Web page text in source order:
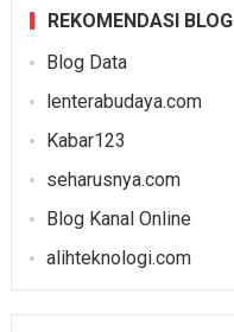
REKOMENDASI BLOG
Blog Data
lenterabudaya.com
Kabar123
seharusnya.com
Blog Kanal Online
alihteknologi.com